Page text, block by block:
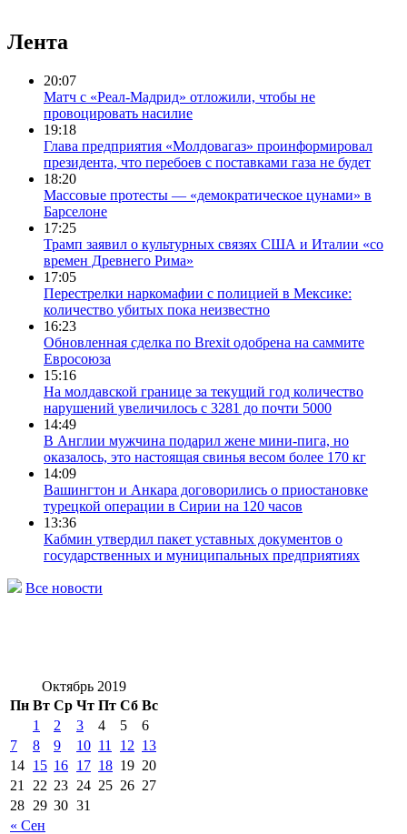
Лента
20:07
Матч с «Реал-Мадрид» отложили, чтобы не
провоцировать насилие
19:18
Глава предприятия «Молдовагаз» проинформировал
президента, что перебоев с поставками газа не будет
18:20
Массовые протесты — «демократическое цунами» в
Барселоне
17:25
Трамп заявил о культурных связях США и Италии «со
времен Древнего Рима»
17:05
Перестрелки наркомафии с полицией в Мексике:
количество убитых пока неизвестно
16:23
Обновленная сделка по Brexit одобрена на саммите
Евросоюза
15:16
На молдавской границе за текущий год количество
нарушений увеличилось с 3281 до почти 5000
14:49
В Англии мужчина подарил жене мини-пига, но
оказалось, это настоящая свинья весом более 170 кг
14:09
Вашингтон и Анкара договорились о приостановке
турецкой операции в Сирии на 120 часов
13:36
Кабмин утвердил пакет уставных документов о
государственных и муниципальных предприятиях
Все новости
Октябрь 2019
Пн Вт Ср Чт Пт Сб Вс
« Сен
1 2 3 4 5
6
7
8 9 10 11 12 13
14 15 16 17 18 19 20
21
22 23 24 25 26 27
28 29 30 31